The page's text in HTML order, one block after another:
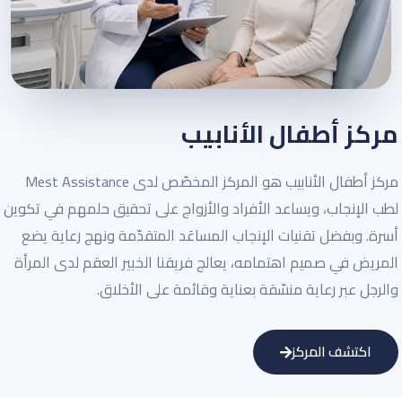
مركز أطفال الأنابيب
مركز أطفال الأنابيب هو المركز المخصّص لدى Mest Assistance
لطب الإنجاب، ويساعد الأفراد والأزواج على تحقيق حلمهم في تكوين
أسرة. وبفضل تقنيات الإنجاب المساعَد المتقدّمة ونهج رعاية يضع
المريض في صميم اهتمامه، يعالج فريقنا الخبير العقم لدى المرأة
والرجل عبر رعاية منسّقة بعناية وقائمة على الأخلاق.
اكتشف المركز